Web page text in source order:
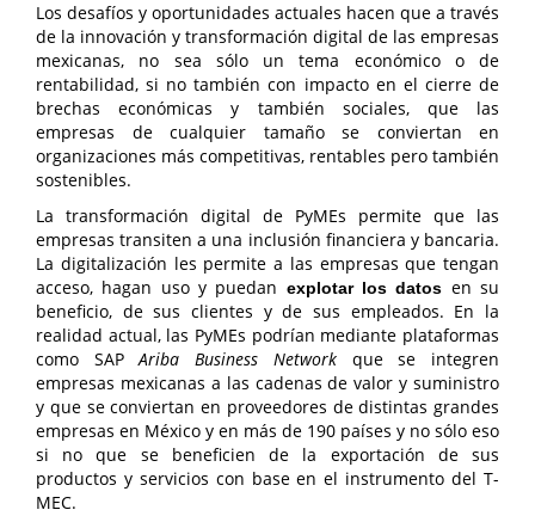
Los desafíos y oportunidades actuales hacen que a través
de la innovación y transformación digital de las empresas
mexicanas, no sea sólo un tema económico o de
rentabilidad, si no también con impacto en el cierre de
brechas económicas y también sociales, que las
empresas de cualquier tamaño se conviertan en
organizaciones más competitivas, rentables pero también
sostenibles.
La transformación digital de PyMEs permite que las
empresas transiten a una inclusión financiera y bancaria.
La digitalización les permite a las empresas que tengan
acceso, hagan uso y puedan explotar los datos en su
beneficio, de sus clientes y de sus empleados. En la
realidad actual, las PyMEs podrían mediante plataformas
como SAPAriba Business Networkque se integren
empresas mexicanas a las cadenas de valor y suministro
y que se conviertan en proveedores de distintas grandes
empresas en México y en más de 190 países y no sólo eso
si no que se beneficien de la exportación de sus
productos y servicios con base en el instrumento del T-
MEC.